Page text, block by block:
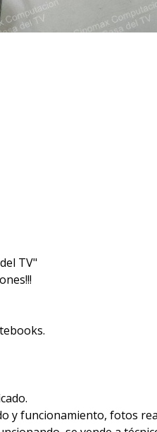
TV"
y funcionamiento, fotos